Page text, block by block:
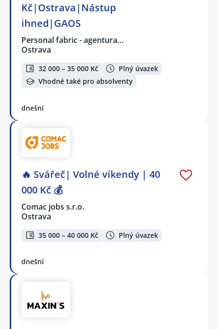
Kč|Ostrava|Nástup
ihned|GAOS
Personal fabric - agentura…
Ostrava
32 000 – 35 000 Kč
Plný úvazek
Vhodné také pro absolventy
dnešní
🔥 Svářeč| Volné víkendy | 40
000 Kč 💰
Comac jobs s.r.o.
Ostrava
35 000 – 40 000 Kč Plný úvazek
dnešní